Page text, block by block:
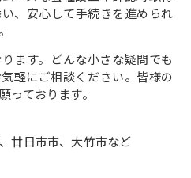
、安心して手続きを進められ
ます。どんな小さな疑問でも
軽にご相談ください。皆様の
っております。
廿日市市、大竹市など